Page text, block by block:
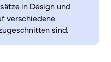
in Design und
verschiedene
sind.